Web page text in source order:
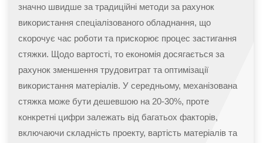
значно швидше за традиційні методи за рахунок
використання спеціалізованого обладнання, що
скорочує час роботи та прискорює процес застигання
стяжки. Щодо вартості, то економія досягається за
рахунок зменшення трудовитрат та оптимізації
використання матеріалів. У середньому, механізована
стяжка може бути дешевшою на 20-30%, проте
конкретні цифри залежать від багатьох факторів,
включаючи складність проекту, вартість матеріалів та